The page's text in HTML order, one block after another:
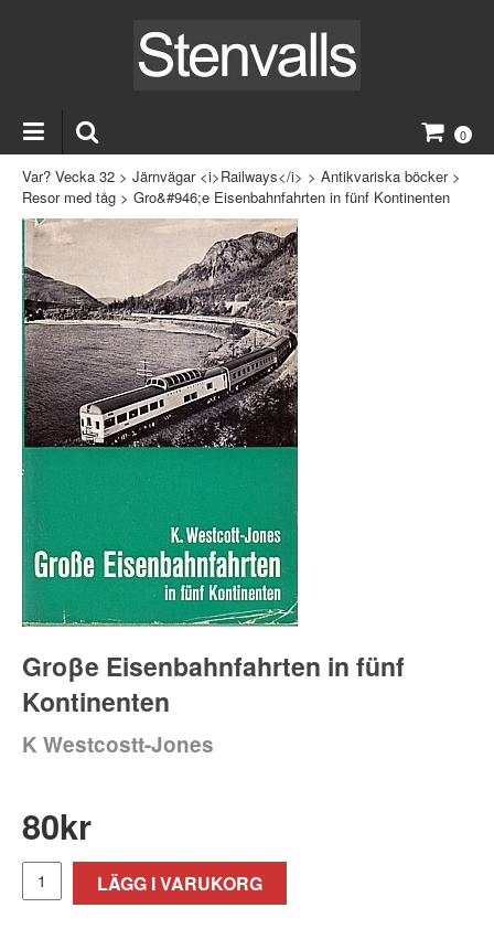
0
Var? Vecka 32 > Järnvägar <i>Railways</i> > Antikvariska böcker>
Resor med tåg > Gro&#946;e Eisenbahnfahrten in fünf Kontinenten
Groβe Eisenbahnfahrten in fünf
Kontinenten
K Westcostt-Jones
80kr
LÄGG I VARUKORG